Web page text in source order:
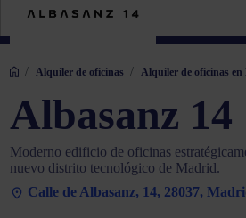
/ Alquiler de oficinas / Alquiler de oficinas en
Albasanz 14
Moderno edificio de oficinas
nuevo distrito tecnológico de Madrid.
Calle de Albasanz, 14, 28037,